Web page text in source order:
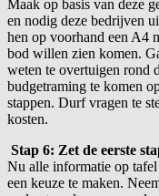
Maak op basis van deze
en nodig deze bedrijven
hen op voorhand een A4
bod willen zien komen.
weten te overtuigen rond
budgetraming te komen
stappen. Durf vragen te
kosten.
Stap 6: Zet de eerste
Nu alle informatie op
een keuze te maken.